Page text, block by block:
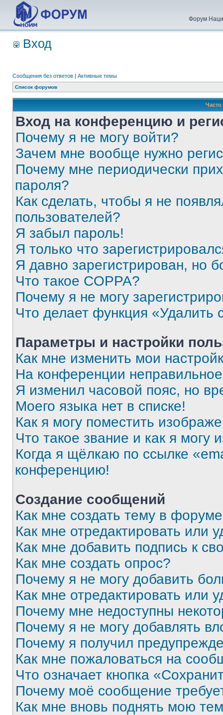
Форум
Вход
Сообщения без ответов | Активные темы
Список форумов
Вход на конференцию и
Почему я не могу войти?
Зачем мне вообще нужно
Почему мне периодически
пароля?
Как сделать, чтобы я не
пользователей?
Я забыл пароль!
Я только что
Я давно зарегистрирован, но
Что такое COPPA?
Почему я не могу
Что делает функция «Удалить
Параметры и настройки
Как мне изменить мои
На конференции
Я изменил часовой пояс, но
Моего языка нет в списке!
Как я могу поместить
Что такое звание и как я могу
Когда я щёлкаю по ссылке
конференцию!
Создание сообщений
Как мне создать тему в
Как мне отредактировать или
Как мне добавить подпись к
Как мне создать опрос?
Почему я не могу добавить
Как мне отредактировать или
Почему мне недоступны
Почему я не могу добавлять
Почему я получил
Как мне пожаловаться на
Что означает кнопка
Почему моё сообщение
Как мне вновь поднять мою